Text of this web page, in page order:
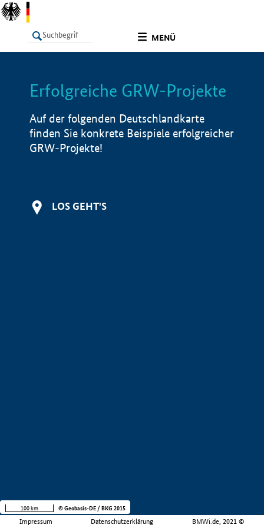
MENÜ
LISTE Info
Erfolgreiche GRW-Projekte
Auf der folgenden Deutschlandkarte
finden Sie konkrete Beispiele erfolgreicher
GRW-Projekte!
LOS GEHT'S
Impressum Datenschutzerklärung BMWi.de, 2021 ©
100 km © Geobasis-DE / BKG 2015